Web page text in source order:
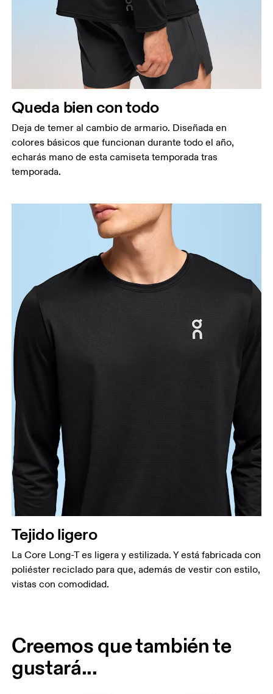
Queda bien con todo
Deja de temer al cambio de armario. Diseñada en
colores básicos que funcionan durante todo el año,
echarás mano de esta camiseta temporada tras
temporada.
Tejido ligero
La Core Long-T es ligera y estilizada. Y está fabricada con
poliéster reciclado para que, además de vestir con estilo,
vistas con comodidad.
Creemos que también te
gustará...